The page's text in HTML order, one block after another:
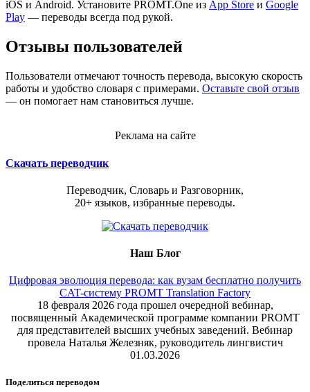
iOS и Android. Установите PROMT.One из App Store и Google
Play — переводы всегда под рукой.
Отзывы пользователей
Пользователи отмечают точность перевода, высокую скорость
работы и удобство словаря с примерами. Оставьте свой отзыв
— он помогает нам становиться лучше.
Реклама на сайте
Скачать переводчик
Переводчик, Словарь и Разговорник,
20+ языков, избранные переводы.
Наш Блог
Цифровая эволюция перевода: как вузам бесплатно получить
CAT-систему PROMT Translation Factory
18 февраля 2026 года прошел очередной вебинар,
посвященный Академической программе компании PROMT
для представителей высших учебных заведений. Вебинар
провела Наталья Железняк, руководитель лингвистич
01.03.2026
Поделиться переводом